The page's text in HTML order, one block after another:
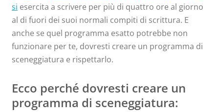
si esercita a scrivere per più di quattro ore al giorno
al di fuori dei suoi normali compiti di scrittura. E
anche se quel programma esatto potrebbe non
funzionare per te, dovresti creare un programma di
sceneggiatura e rispettarlo.
Ecco perché dovresti creare un
programma di sceneggiatura: